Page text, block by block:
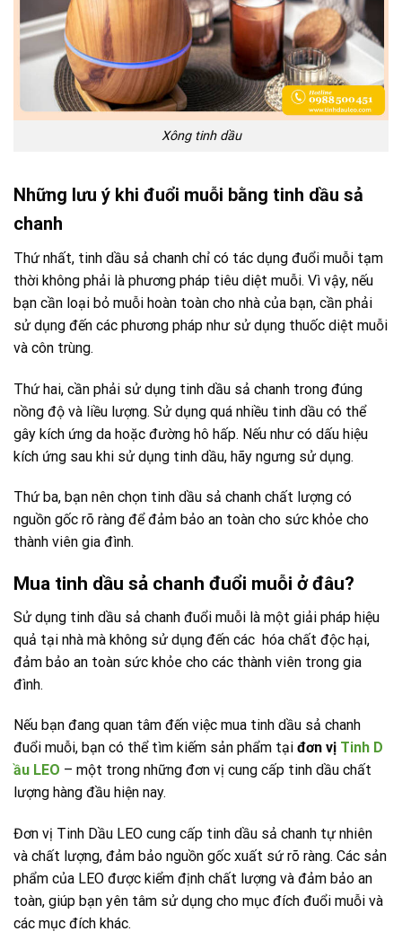
Xông tinh dầu
Những lưu ý khi đuổi muỗi bằng tinh dầu sả
chanh
Thứ nhất, tinh dầu sả chanh chỉ có tác dụng đuổi muỗi tạm
thời không phải là phương pháp tiêu diệt muỗi. Vì vậy, nếu
bạn cần loại bỏ muỗi hoàn toàn cho nhà của bạn, cần phải
sử dụng đến các phương pháp như sử dụng thuốc diệt muỗi
và côn trùng.
Thứ hai, cần phải sử dụng tinh dầu sả chanh trong đúng
nồng độ và liều lượng. Sử dụng quá nhiều tinh dầu có thể
gây kích ứng da hoặc đường hô hấp. Nếu như có dấu hiệu
kích ứng sau khi sử dụng tinh dầu, hãy ngưng sử dụng.
Thứ ba, bạn nên chọn tinh dầu sả chanh chất lượng có
nguồn gốc rõ ràng để đảm bảo an toàn cho sức khỏe cho
thành viên gia đình.
Mua tinh dầu sả chanh đuổi muỗi ở đâu?
Sử dụng tinh dầu sả chanh đuổi muỗi là một giải pháp hiệu
quả tại nhà mà không sử dụng đến các hóa chất độc hại,
đảm bảo an toàn sức khỏe cho các thành viên trong gia
đình.
Nếu bạn đang quan tâm đến việc mua tinh dầu sả chanh
đuổi muỗi, bạn có thể tìm kiếm sản phẩm tại đơn vị Tinh D
ầu LEO – một trong những đơn vị cung cấp tinh dầu chất
lượng hàng đầu hiện nay.
Đơn vị Tinh Dầu LEO cung cấp tinh dầu sả chanh tự nhiên
và chất lượng, đảm bảo nguồn gốc xuất sứ rõ ràng. Các sản
phẩm của LEO được kiểm định chất lượng và đảm bảo an
toàn, giúp bạn yên tâm sử dụng cho mục đích đuổi muỗi và
các mục đích khác.